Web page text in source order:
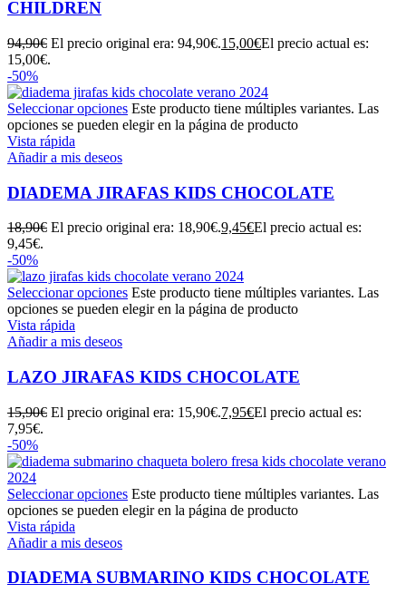
CHILDREN
94,90€ El precio original era: 94,90€.15,00€El precio actual es:
15,00€.
-50%
Seleccionar opciones Este producto tiene múltiples variantes. Las
opciones se pueden elegir en la página de producto
Vista rápida
Añadir a mis deseos
DIADEMA JIRAFAS KIDS CHOCOLATE
18,90€ El precio original era: 18,90€.9,45€El precio actual es:
9,45€.
-50%
Seleccionar opciones Este producto tiene múltiples variantes. Las
opciones se pueden elegir en la página de producto
Vista rápida
Añadir a mis deseos
LAZO JIRAFAS KIDS CHOCOLATE
15,90€ El precio original era: 15,90€.7,95€El precio actual es:
7,95€.
-50%
Seleccionar opciones Este producto tiene múltiples variantes. Las
opciones se pueden elegir en la página de producto
Vista rápida
Añadir a mis deseos
DIADEMA SUBMARINO KIDS CHOCOLATE